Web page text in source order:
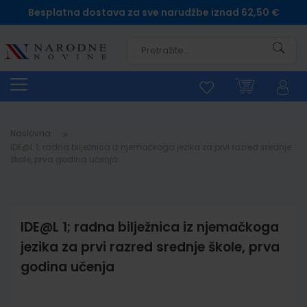
Besplatna dostava za sve narudžbe iznad 62,50 €
Naslovna
IDE@L 1; radna bilježnica iz njemačkoga
jezika za prvi razred srednje škole, prva
godina učenja